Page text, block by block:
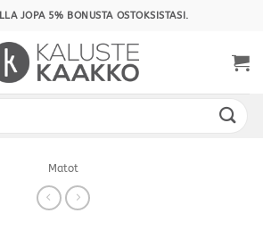
JOPA 5% BONUSTA OSTOKSISTASI.
Matot